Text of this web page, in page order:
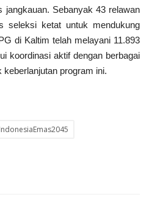
jangkauan. Sebanyak 43 relawan
seleksi ketat untuk mendukung
di Kaltim telah melayani 11.893
koordinasi aktif dengan berbagai
program ini.